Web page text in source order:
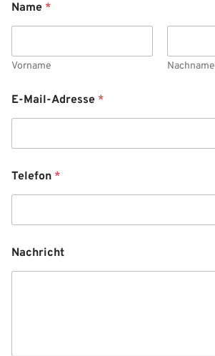
Name *
Vorname Nachname
E-Mail-Adresse *
Telefon *
Nachricht